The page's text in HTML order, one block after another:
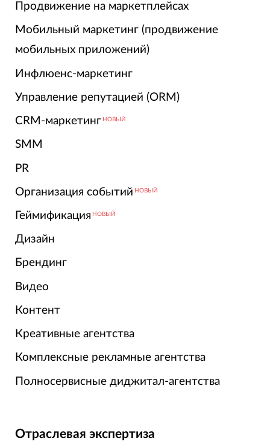
Продвижение на маркетплейсах
Мобильный маркетинг (продвижение
мобильных приложений)
Инфлюенс-маркетинг
Управление репутацией (ORM)
CRM-маркетинг НОВЫЙ
SMM
PR
Организация событий НОВЫЙ
Геймификация НОВЫЙ
Дизайн
Брендинг
Видео
Контент
Креативные агентства
Комплексные рекламные агентства
Полносервисные диджитал-агентства
Отраслевая экспертиза